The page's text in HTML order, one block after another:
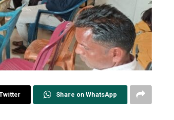
Share on WhatsApp